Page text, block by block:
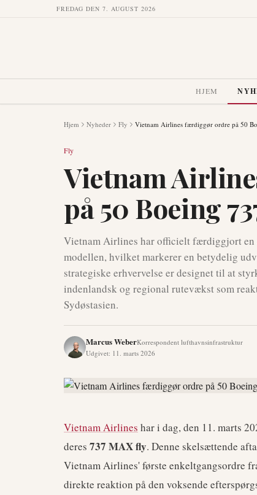
FREDAG DEN 7. AUGUST 2026
HJEM
Hjem Nyheder Fly Vietnam Airlines færdiggør ordre på 50
Fly
Vietnam
på 50 Boeing
Vietnam Airlines har officielt færdiggjort
modellen, hvilket markerer en betydelig
strategiske erhvervelse er designet til at
indenlandsk og regional rutevækst som
Sydøstasien.
Marcus WeberKorrespondent lufthavnsinfrastruktur
Udgivet: 11. marts 2026
Vietnam Airlines har i dag, den 11. marts
deres 737 MAX fly. Denne skelsættende
Vietnam Airlines' første enkeltgangsordre
direkte reaktion på den voksende